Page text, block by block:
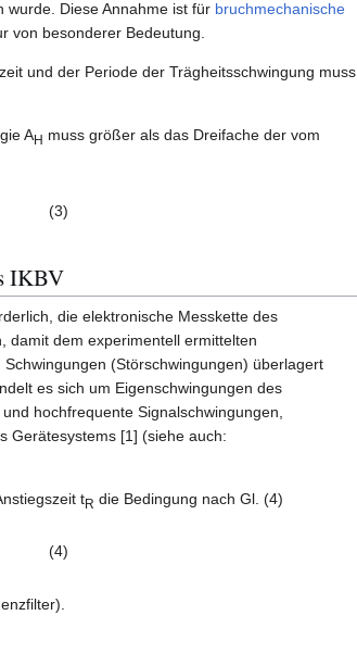
wurde. Diese Annahme ist für bruchmechanische
von besonderer Bedeutung.
und der Periode der Trägheitsschwingung muss
AH muss größer als das Dreifache der vom
(3)
IKBV
die elektronische Messkette des
damit dem experimentell ermittelten
(Störschwingungen) überlagert
es sich um Eigenschwingungen des
hochfrequente Signalschwingungen,
Gerätesystems [1] (siehe auch:
tR die Bedingung nach Gl. (4)
(4)